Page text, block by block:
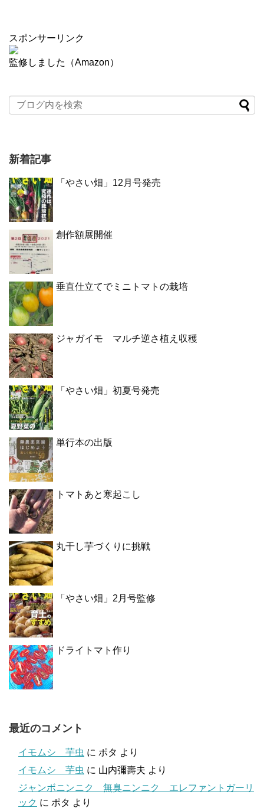
スポンサーリンク
監修しました（Amazon）
新着記事
「やさい畑」12月号発売
創作額展開催
垂直仕立てでミニトマトの栽培
ジャガイモ マルチ逆さ植え収穫
「やさい畑」初夏号発売
単行本の出版
トマトあと寒起こし
丸干し芋づくりに挑戦
「やさい畑」2月号監修
ドライトマト作り
最近のコメント
イモムシ 芋虫 に ポタ より
イモムシ 芋虫 に 山内彌壽夫 より
ジャンボニンニク 無臭ニンニク エレファントガーリ
ック に ポタ より